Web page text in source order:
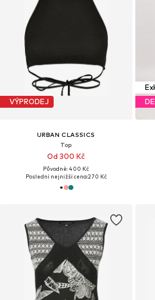
VÝPRODEJ
URBAN CLASSICS
Top
Od 300 Kč
Původně: 400 Kč
Poslední nejnižší cena:270 Kč